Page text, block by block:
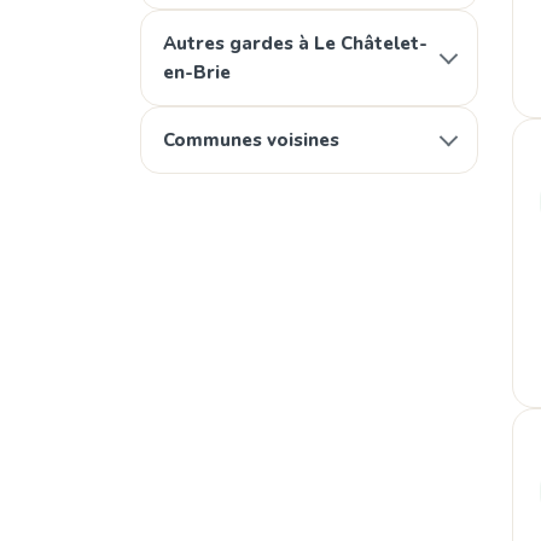
Autres gardes à Le Châtelet-
en-Brie
Communes voisines